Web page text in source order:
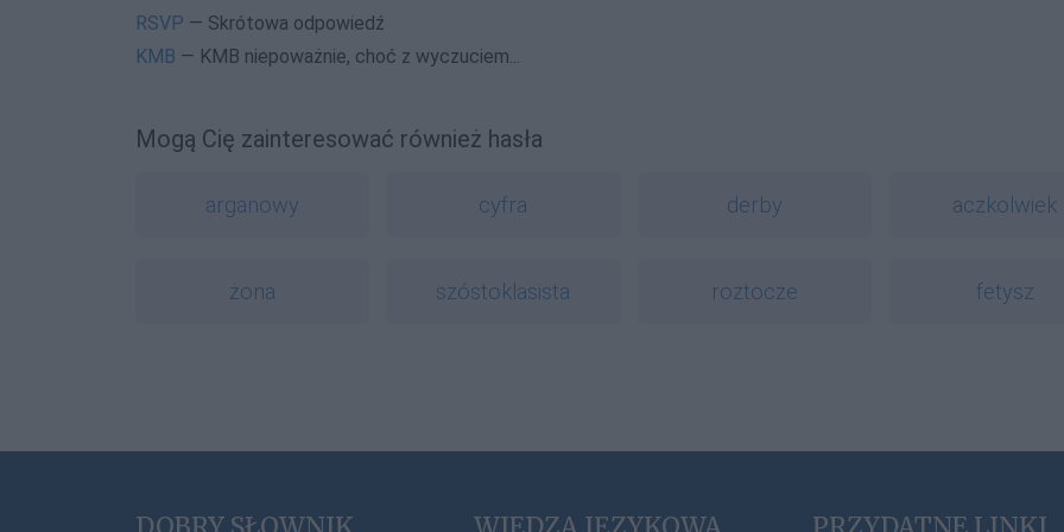
RSVP — Skrótowa odpowiedź
KMB — KMB niepoważnie, choć z wyczuciem...
Mogą Cię zainteresować również hasła
arganowy cyfra derby aczkolwiek
żona szóstoklasista roztocze fetysz